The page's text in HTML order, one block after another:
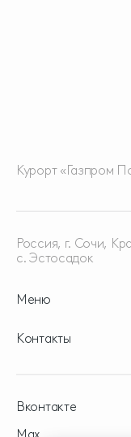
Курорт «Газпром
Меню
Россия, г. Сочи,
с. Эстосадок
Контакты
Вконтакте